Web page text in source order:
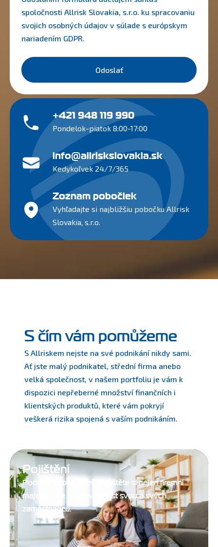
spoločnosti Allrisk Slovakia, s.r.o. ku spracovaniu
svojich osobných údajov v súlade s európskym
nariadením GDPR.
Odoslať
+421 948 119 990
Pondelok-piatok 8:00-17:00
info@allriskslovakia.sk
Kedykoľvek 24/7/365
Zoznam pobočiek
Vyhľadajte si najbližšiu pobočku Allrisk
Slovakia, s.r.o.
S čím vám pomůžeme
S Allriskem nejste na své podnikání nikdy sami.
Ať jste malý podnikatel, střední firma anebo
velká společnost, v našem portfoliu je vám k
dispozici nepřeberné množství finančních i
klientských produktů, které vám pokryjí
veškerá rizika spojená s vaším podnikáním.
Pojištění
Podnikejte bez obav. Pojištěte si nejen firemní
majetek, ale i odpovědnost svou a svých
zaměstnanců.